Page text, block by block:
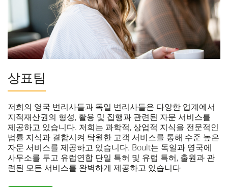
상표팀
저희의 영국 변리사들과 독일 변리사들은 다양한 업계에서
지적재산권의 형성, 활용 및 집행과 관련된 자문 서비스를
제공하고 있습니다. 저희는 과학적, 상업적 지식을 전문적인
법률 지식과 결합시켜 탁월한 고객 서비스를 통해 수준 높은
자문 서비스를 제공하고 있습니다. Boult는 독일과 영국에
사무소를 두고 유럽연합 단일 특허 및 유럽 특허, 출원과 관
련된 모든 서비스를 완벽하게 제공하고 있습니다